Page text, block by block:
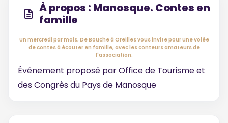
À propos : Manosque. Contes en
famille
Un mercredi par mois, De Bouche à Oreilles vous invite pour une volée
de contes à écouter en famille, avec les conteurs amateurs de
l'association.
Événement proposé parOffice de Tourisme et
des Congrès du Pays de Manosque